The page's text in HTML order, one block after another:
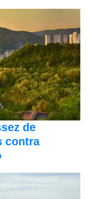
de
contra